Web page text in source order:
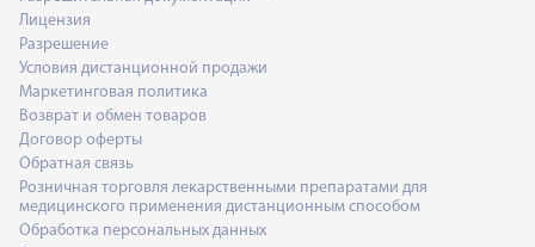
Лицензия
Разрешение
Условия дистанционной продажи
Маркетинговая политика
Возврат и обмен товаров
Договор оферты
Обратная связь
Розничная торговля лекарственными препаратами для
медицинского применения дистанционным способом
Обработка персональных данных